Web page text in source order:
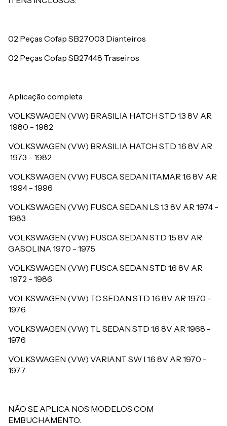
02 Peças Cofap SB27003 Dianteiros
02 Peças Cofap SB27448 Traseiros
Aplicação completa
VOLKSWAGEN (VW) BRASILIA HATCH STD 1.3 8V AR
1980 - 1982
VOLKSWAGEN (VW) BRASILIA HATCH STD 1.6 8V AR
1973 - 1982
VOLKSWAGEN (VW) FUSCA SEDAN ITAMAR 1.6 8V AR
1994 - 1996
VOLKSWAGEN (VW) FUSCA SEDAN LS 1.3 8V AR1974 -
1983
VOLKSWAGEN (VW) FUSCA SEDAN STD 1.5 8V AR
GASOLINA1970 - 1975
VOLKSWAGEN (VW) FUSCA SEDAN STD 1.6 8V AR
1972 - 1986
VOLKSWAGEN (VW) TC SEDAN STD 1.6 8V AR1970 -
1976
VOLKSWAGEN (VW) TL SEDAN STD 1.6 8V AR1968 -
1976
VOLKSWAGEN (VW) VARIANT SW I 1.6 8V AR1970 -
1977
NÃO SE APLICA NOS MODELOS COM
EMBUCHAMENTO.